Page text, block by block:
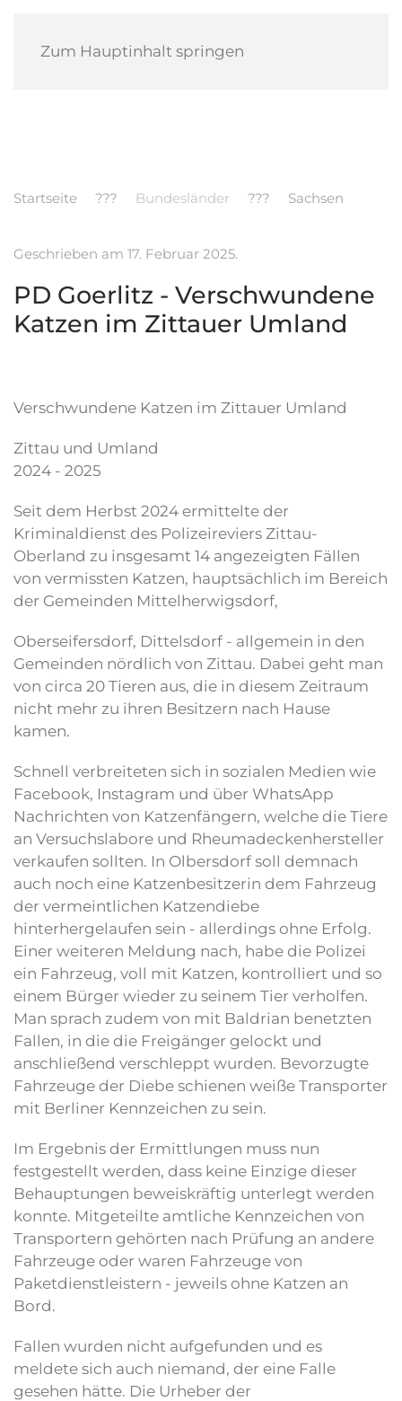
Zum Hauptinhalt springen
POLIZEI MELDUNGEN
Startseite Bundesländer Sachsen
Geschrieben am 17. Februar 2025.
PD Goerlitz - Verschwundene
Katzen im Zittauer Umland
Verschwundene Katzen im Zittauer Umland
Zittau und Umland
2024 - 2025
Seit dem Herbst 2024 ermittelte der
Kriminaldienst des Polizeireviers Zittau-
Oberland zu insgesamt 14 angezeigten Fällen
von vermissten Katzen, hauptsächlich im Bereich
der Gemeinden Mittelherwigsdorf,
Oberseifersdorf, Dittelsdorf - allgemein in den
Gemeinden nördlich von Zittau. Dabei geht man
von circa 20 Tieren aus, die in diesem Zeitraum
nicht mehr zu ihren Besitzern nach Hause
kamen.
Schnell verbreiteten sich in sozialen Medien wie
Facebook, Instagram und über WhatsApp
Nachrichten von Katzenfängern, welche die Tiere
an Versuchslabore und Rheumadeckenhersteller
verkaufen sollten. In Olbersdorf soll demnach
auch noch eine Katzenbesitzerin dem Fahrzeug
der vermeintlichen Katzendiebe
hinterhergelaufen sein - allerdings ohne Erfolg.
Einer weiteren Meldung nach, habe die Polizei
ein Fahrzeug, voll mit Katzen, kontrolliert und so
einem Bürger wieder zu seinem Tier verholfen.
Man sprach zudem von mit Baldrian benetzten
Fallen, in die die Freigänger gelockt und
anschließend verschleppt wurden. Bevorzugte
Fahrzeuge der Diebe schienen weiße Transporter
mit Berliner Kennzeichen zu sein.
Im Ergebnis der Ermittlungen muss nun
festgestellt werden, dass keine Einzige dieser
Behauptungen beweiskräftig unterlegt werden
konnte. Mitgeteilte amtliche Kennzeichen von
Transportern gehörten nach Prüfung an andere
Fahrzeuge oder waren Fahrzeuge von
Paketdienstleistern - jeweils ohne Katzen an
Bord.
Fallen wurden nicht aufgefunden und es
meldete sich auch niemand, der eine Falle
gesehen hätte. Die Urheber der